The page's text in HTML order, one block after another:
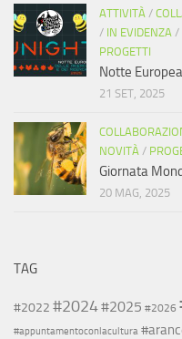
ATTIVITÀ /
/ IN EVIDENZA /
PROGETTI
Notte
21 SET, 2025
NOVITÀ /
Giornata
20 MAG, 2025
TAG
#2022 #2024#2025 #2026
#appuntamentoconlacultura